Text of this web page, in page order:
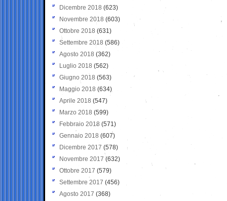
Dicembre 2018 (623)
Novembre 2018 (603)
Ottobre 2018 (631)
Settembre 2018 (586)
Agosto 2018 (362)
Luglio 2018 (562)
Giugno 2018 (563)
Maggio 2018 (634)
Aprile 2018 (547)
Marzo 2018 (599)
Febbraio 2018 (571)
Gennaio 2018 (607)
Dicembre 2017 (578)
Novembre 2017 (632)
Ottobre 2017 (579)
Settembre 2017 (456)
Agosto 2017 (368)